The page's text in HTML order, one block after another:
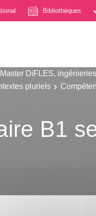
Bibliothèques
Master DiFLES,
pluriels
B1